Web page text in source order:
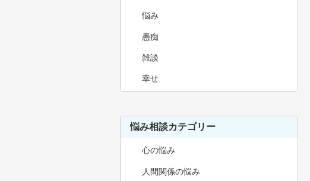
悩み
愚痴
雑談
幸せ
悩み相談カテゴリー
心の悩み
人間関係の悩み